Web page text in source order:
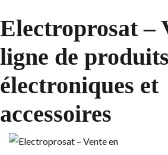
Electroprosat –
ligne de produits
électroniques et
accessoires